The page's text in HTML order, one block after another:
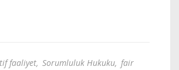
faaliyet, Sorumluluk Hukuku, fair